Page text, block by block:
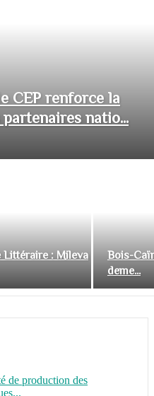
CEP renforce la
natio...
: Mileva
Bois-
deme...